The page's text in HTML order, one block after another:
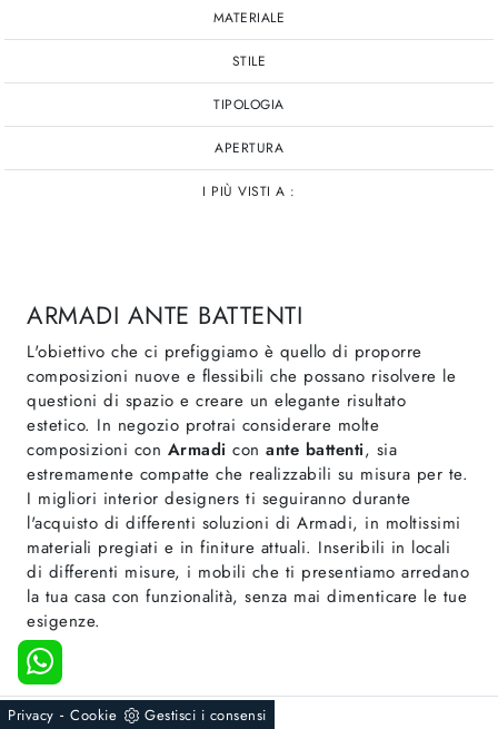
MATERIALE
STILE
TIPOLOGIA
APERTURA
I PIÙ VISTI A :
ARMADI ANTE BATTENTI
L'obiettivo che ci prefiggiamo è quello di proporre
composizioni nuove e flessibili che possano risolvere le
questioni di spazio e creare un elegante risultato
estetico. In negozio protrai considerare molte
composizioni con Armadi con ante battenti, sia
estremamente compatte che realizzabili su misura per te.
I migliori interior designers ti seguiranno durante
l'acquisto di differenti soluzioni di Armadi, in moltissimi
materiali pregiati e in finiture attuali. Inseribili in locali
di differenti misure, i mobili che ti presentiamo arredano
la tua casa con funzionalità, senza mai dimenticare le tue
esigenze.
Privacy - Cookie Gestisci i consensi